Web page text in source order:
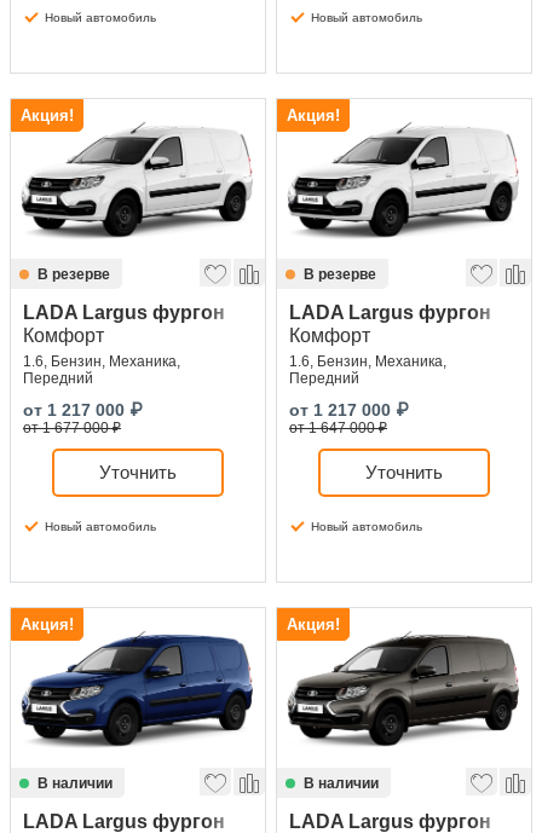
Новый автомобиль Новый автомобиль
Акция!
В резерве
LADA Largus фургон
Комфорт
1.6, Бензин, Механика,
Передний
от 1 217 000 ₽
от 1 677 000 ₽
Уточнить
Новый автомобиль
Акция!
В резерве
LADA Largus фургон
Комфорт
1.6, Бензин, Механика,
Передний
от 1 217 000 ₽
от 1 647 000 ₽
Уточнить
Новый автомобиль
Акция!
В наличии
LADA Largus фургон
Акция!
В наличии
LADA Largus фургон